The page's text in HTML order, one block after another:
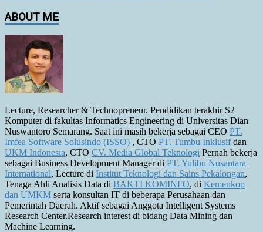
ABOUT ME
Lecture, Researcher & Technopreneur. Pendidikan terakhir S2
Komputer di fakultas Informatics Engineering di Universitas Dian
Nuswantoro Semarang. Saat ini masih bekerja sebagai CEO PT.
Imfea Software Solusindo (ISSO) , CTO PT. Tumbu Inklusifdan
UKM Indonesia, CTO CV. Media Global Teknologi Pernah bekerja
sebagai Business Development Manager di PT. Yulibu Nusantara
International, Lecture di Institut Teknologi dan Sains Pekalongan,
Tenaga Ahli Analisis Data di BAKTI KOMINFO, di Kemenkop
dan UMKM serta konsultan IT di beberapa Perusahaan dan
Pemerintah Daerah. Aktif sebagai Anggota Intelligent Systems
Research Center.Research interest di bidang Data Mining dan
Machine Learning.